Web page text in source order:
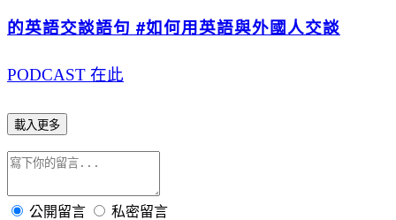
的英語交談語句 #如何用英語與外國人交談
PODCAST 在此
載入更多
公開留言 私密留言